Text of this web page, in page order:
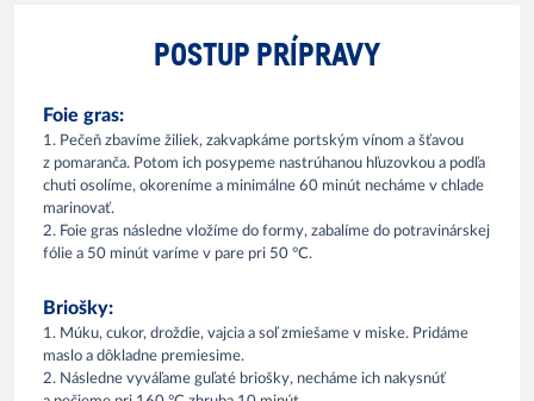
POSTUP PRÍPRAVY
Foie gras:
1. Pečeň zbavíme žiliek, zakvapkáme portským vínom a šťavou
z pomaranča. Potom ich posypeme nastrúhanou hľuzovkou a podľa
chuti osolíme, okoreníme a minimálne 60 minút necháme v chlade
marinovať.
2. Foie gras následne vložíme do formy, zabalíme do potravinárskej
fólie a 50 minút varíme v pare pri 50 °C.
Briošky:
1. Múku, cukor, droždie, vajcia a soľ zmiešame v miske. Pridáme
maslo a dôkladne premiesime.
2. Následne vyváľame guľaté briošky, necháme ich nakysnúť